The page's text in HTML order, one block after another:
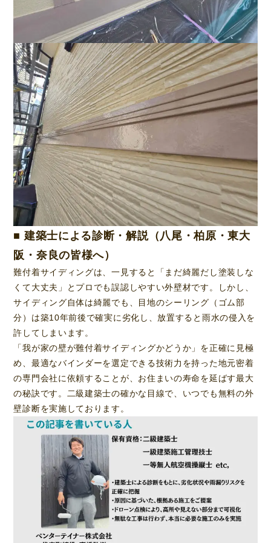
■ 建築士による診断・解説（八尾・柏原・東大
阪・奈良の皆様へ）
難付着サイディングは、一見すると「まだ綺麗だし塗装しな
くて大丈夫」とプロでも誤認しやすい外壁材です。しかし、
サイディング自体は綺麗でも、目地のシーリング（ゴム部
分）は築10年前後で確実に劣化し、放置すると雨水の侵入を
許してしまいます。
「我が家の壁が難付着サイディングかどうか」を正確に見極
め、最適なバインダーを選定できる技術力を持った地元密着
の専門会社に依頼することが、お住まいの寿命を延ばす最大
の秘訣です。二級建築士の確かな目線で、いつでも無料の外
壁診断を実施しております。